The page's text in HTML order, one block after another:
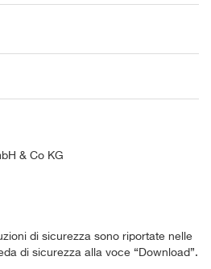
& Co KG
di sicurezza sono riportate nelle
di sicurezza alla voce “Download”.